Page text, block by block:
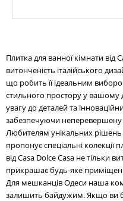
Плитка для ванної кімнати від
витонченість італійського
що робить її ідеальним
стильного простору у вашому
увагу до деталей та
забезпечуючи неперевершену
Любителям унікальних рішень
пропонує спеціальні колекції
від Casa Dolce Casa не тільки
прикрашає будь-яке
Для мешканців Одеси наша
залишить байдужим. Якщо ви